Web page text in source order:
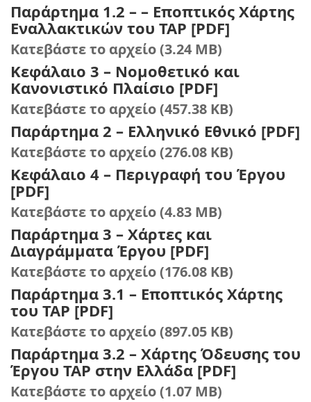
Παράρτημα 1.2 – – Εποπτικός Χάρτης
Εναλλακτικών του ΤΑΡ [PDF]
Κατεβάστε το αρχείο (3.24 MB)
Κεφάλαιο 3 – Νομοθετικό και
Κανονιστικό Πλαίσιο [PDF]
Κατεβάστε το αρχείο (457.38 KB)
Παράρτημα 2 – Ελληνικό Εθνικό [PDF]
Κατεβάστε το αρχείο (276.08 KB)
Κεφάλαιο 4 – Περιγραφή του Έργου
[PDF]
Κατεβάστε το αρχείο (4.83 MB)
Παράρτημα 3 – Χάρτες και
Διαγράμματα Έργου [PDF]
Κατεβάστε το αρχείο (176.08 KB)
Παράρτημα 3.1 – Εποπτικός Χάρτης
του ΤΑΡ [PDF]
Κατεβάστε το αρχείο (897.05 KB)
Παράρτημα 3.2 – Χάρτης Όδευσης του
Έργου ΤΑΡ στην Ελλάδα [PDF]
Κατεβάστε το αρχείο (1.07 MB)